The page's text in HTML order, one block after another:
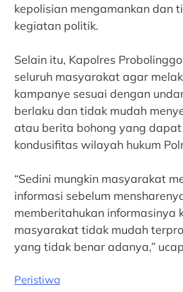
kepolisian mengamankan dan
kegiatan politik.
Selain itu, Kapolres
seluruh masyarakat agar
kampanye sesuai dengan
berlaku dan tidak mudah
atau berita bohong yang
kondusifitas wilayah hukum
“Sedini mungkin masyarakat
informasi sebelum
memberitahukan informasinya
masyarakat tidak mudah
yang tidak benar adanya,”
Peristiwa